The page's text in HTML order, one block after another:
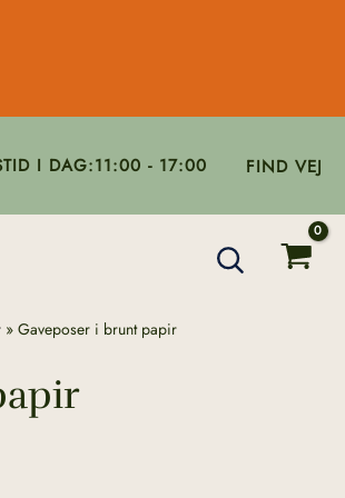
I DAG:11:00 - 17:00 FIND VEJ
» Gaveposer i brunt papir